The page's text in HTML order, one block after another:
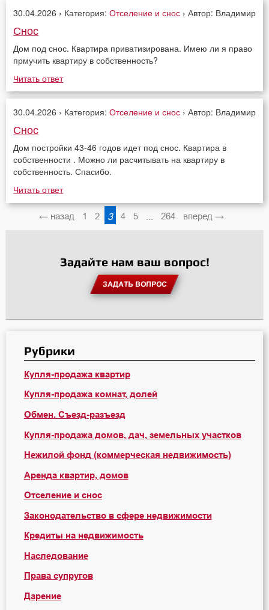
30.04.2026 › Категория:Отселение и снос › Автор: Владимир
Снос
Дом под снос. Квартира приватизирована. Имею ли я право
прмучить квартиру в собственность?
Читать ответ
30.04.2026 › Категория:Отселение и снос › Автор: Владимир
Снос
Дом постройки 43-46 годов идет под снос. Квартира в
собственности . Можно ли расчитывать на квартиру в
собственность. Спасибо.
Читать ответ
← назад 1 2 3 4 5 264 вперед →
Задайте нам ваш вопрос!
ЗАДАТЬ ВОПРОС
Рубрики
Купля-продажа квартир
Купля-продажа комнат, долей
Обмен. Съезд-разъезд
Купля-продажа домов, дач, земельных участков
Нежилой фонд (коммерческая недвижимость)
Аренда квартир, домов
Отселение и снос
Законодательство в сфере недвижимости
Кредиты на недвижимость
Наследование
Права супругов
Дарение